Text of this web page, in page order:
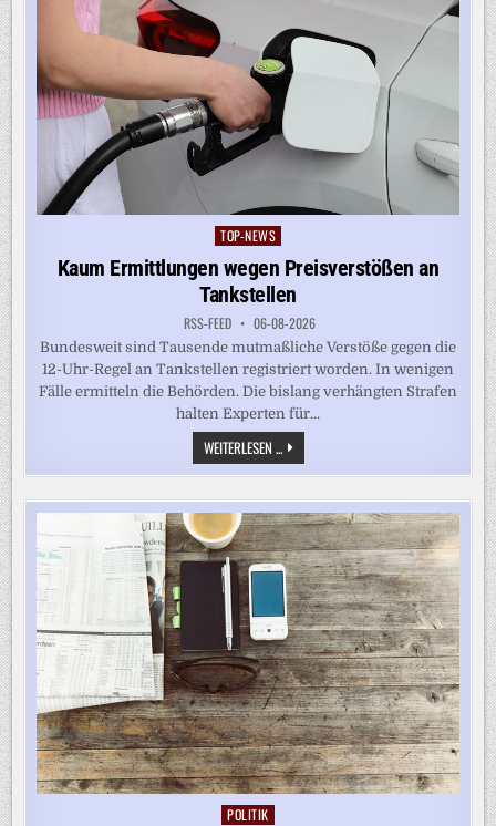
Posted
TOP-NEWS
Kaum Ermittlungen wegen Preisverstößen an
Tankstellen
RSS-FEED 06-08-2026
Bundesweit sind Tausende mutmaßliche Verstöße gegen die
12-Uhr-Regel an Tankstellen registriert worden. In wenigen
Fälle ermitteln die Behörden. Die bislang verhängten Strafen
halten Experten für...
WEITERLESEN ... KAUM
ERMITTLUNGEN
WEGEN
N T
ANKSTELLEN
Posted
POLITIK